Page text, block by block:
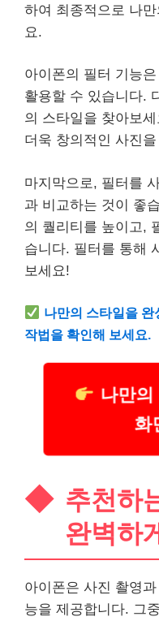
하여 최종적으로 나
요.
아이폰의 필터 기능
활용할 수 있습니다.
의 스타일을 찾아보
더욱 창의적인 사진
마지막으로, 필터를
과 비교하는 것이 좋
의 퀄리티를 높이고,
습니다. 필터를 통해
보세요!
나만의 스타일을
작법을 확인해 보세요.
나만의
화
추천하
완벽하
아이폰은 사진 촬영
능을 제공합니다. 그